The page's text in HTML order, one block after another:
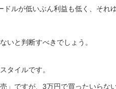
ドルが低いぶん利益も低く、それ
いと判断すべきでしょう。
タイルです。
」ですが、3万円で買ったいらな